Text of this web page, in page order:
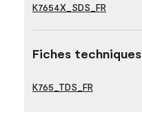
K7654X_SDS_FR
Fiches techniques
K765_TDS_FR